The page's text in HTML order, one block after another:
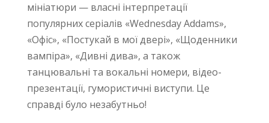
мініатюри — власні інтерпретації
популярних серіалів «Wednesday Addams»,
«Офіс», «Постукай в мої двері», «Щоденники
вампіра», «Дивні дива», а також
танцювальні та вокальні номери, відео-
презентації, гумористичні виступи. Це
справді було незабутньо!